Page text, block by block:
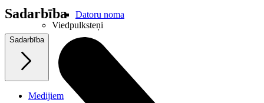
Datoru noma
Viedpulksteņi
Sadarbība
Sadarbība
Medijiem